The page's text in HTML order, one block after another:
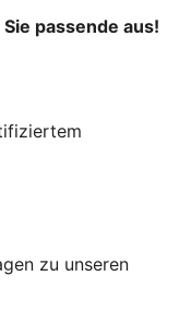
passende aus!
zu unseren